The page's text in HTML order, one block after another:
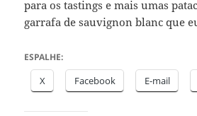
para os tastings e mais umas
garrafa de sauvignon blanc que
ESPALHE:
X Facebook E-mail